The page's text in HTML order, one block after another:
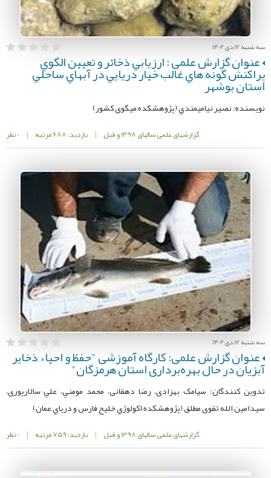
سه شنبه 12 دی 1402
عنوان گزارش علمی : ارزيابي ذخائر و تعيين الگوي
پراكنش گونه هاي غالب خيار دريايي در آبهاي ساحلي
استان بوشهر
نویسنده: نصير نياميمندي (پژوهشکده میگوی کشور)
گزارشهای علمی سالهای 1398 و قبل | بازدید: 688 مرتبه | 0 نظر
سه شنبه 12 دی 1402
عنوان گزارش علمی: کارگاه آموزشی "حفظ و احیاء ذخایر
آبزیان در حال بهره‌برداری استان هرمزگان"
تدوین کنندگان: سیامک بهزادی، رضا دهقانی، محمد مومني، علي¬سالارپوری،
سیدامین الله تقوی مطلق (پژوهشكده اكولوژي خليج فارس و درياي عمان)
گزارشهای علمی سالهای 1398 و قبل | بازدید: 759 مرتبه | 0 نظر